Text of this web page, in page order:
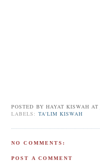
POSTED BY HAYAT KISWAH AT
LABELS: TA'LIM KISWAH
NO COMMENTS:
POST A COMMENT